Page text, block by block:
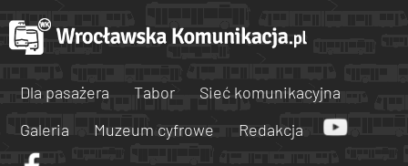
Dla pasażera Tabor
Sieć komunikacyjna
Galeria
Muzeum cyfrowe Redakcja